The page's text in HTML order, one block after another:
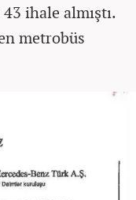
ihale almıştı.
metrobüs